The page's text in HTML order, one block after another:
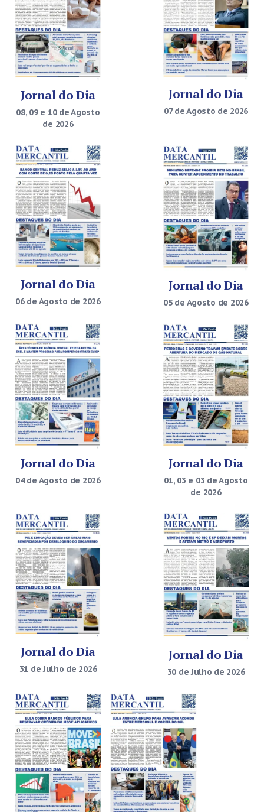
Jornal do Dia
08, 09 e 10 de Agosto
de 2026
Jornal do Dia
07 de Agosto de 2026
Jornal do Dia
06 de Agosto de 2026
Jornal do Dia
05 de Agosto de 2026
Jornal do Dia
04 de Agosto de 2026
Jornal do Dia
01, 03 e 03 de Agosto
de 2026
Jornal do Dia
31 de Julho de 2026
Jornal do Dia
30 de Julho de 2026